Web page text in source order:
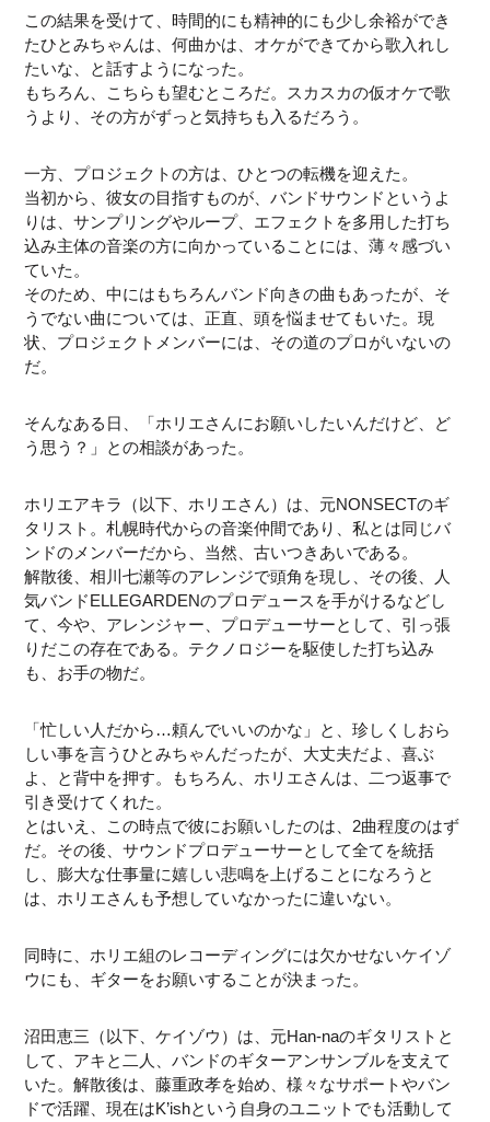
この結果を受けて、時間的にも精神的にも少し余裕ができ
たひとみちゃんは、何曲かは、オケができてから歌入れし
たいな、と話すようになった。
もちろん、こちらも望むところだ。スカスカの仮オケで歌
うより、その方がずっと気持ちも入るだろう。
一方、プロジェクトの方は、ひとつの転機を迎えた。
当初から、彼女の目指すものが、バンドサウンドというよ
りは、サンプリングやループ、エフェクトを多用した打ち
込み主体の音楽の方に向かっていることには、薄々感づい
ていた。
そのため、中にはもちろんバンド向きの曲もあったが、そ
うでない曲については、正直、頭を悩ませてもいた。現
状、プロジェクトメンバーには、その道のプロがいないの
だ。
そんなある日、「ホリエさんにお願いしたいんだけど、ど
う思う？」との相談があった。
ホリエアキラ（以下、ホリエさん）は、元NONSECTのギ
タリスト。札幌時代からの音楽仲間であり、私とは同じバ
ンドのメンバーだから、当然、古いつきあいである。
解散後、相川七瀬等のアレンジで頭角を現し、その後、人
気バンドELLEGARDENのプロデュースを手がけるなどし
て、今や、アレンジャー、プロデューサーとして、引っ張
りだこの存在である。テクノロジーを駆使した打ち込み
も、お手の物だ。
「忙しい人だから…頼んでいいのかな」と、珍しくしおら
しい事を言うひとみちゃんだったが、大丈夫だよ、喜ぶ
よ、と背中を押す。もちろん、ホリエさんは、二つ返事で
引き受けてくれた。
とはいえ、この時点で彼にお願いしたのは、2曲程度のはず
だ。その後、サウンドプロデューサーとして全てを統括
し、膨大な仕事量に嬉しい悲鳴を上げることになろうと
は、ホリエさんも予想していなかったに違いない。
同時に、ホリエ組のレコーディングには欠かせないケイゾ
ウにも、ギターをお願いすることが決まった。
沼田恵三（以下、ケイゾウ）は、元Han-naのギタリストと
して、アキと二人、バンドのギターアンサンブルを支えて
いた。解散後は、藤重政孝を始め、様々なサポートやバン
ドで活躍、現在はK’ishという自身のユニットでも活動して